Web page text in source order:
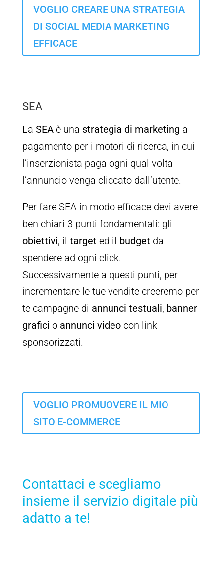
VOGLIO CREARE UNA STRATEGIA
DI SOCIAL MEDIA MARKETING
EFFICACE
SEA
La SEAè una strategia di marketing a
pagamento per i motori di ricerca, in cui
l’inserzionista paga ogni qual volta
l’annuncio venga cliccato dall’utente.
Per fare SEA in modo efficace devi avere
ben chiari 3 punti fondamentali: gli
obiettivi, il target ed il budget da
spendere ad ogni click.
Successivamente a questi punti, per
incrementare le tue vendite creeremo per
te campagne di annunci testuali, banner
grafici o annunci video con link
sponsorizzati.
VOGLIO PROMUOVERE IL MIO
SITO E-COMMERCE
Contattaci e scegliamo
insieme il servizio digitale più
adatto a te!